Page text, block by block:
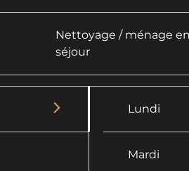
Nettoyage / ménage
séjour
Lundi
Mardi